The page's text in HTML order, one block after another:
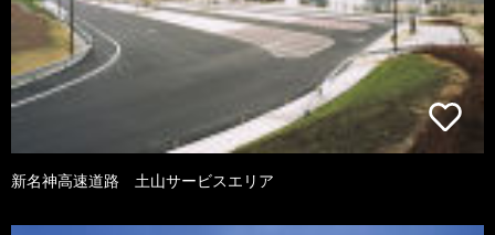
新名神高速道路 土山サービスエリア